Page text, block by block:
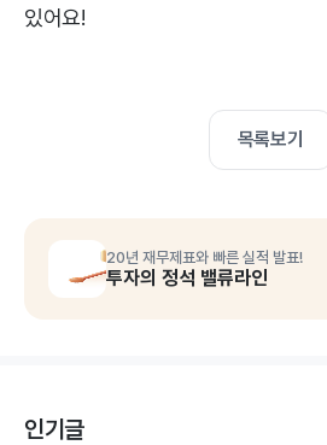
있어요!
목록보기
20년 재무제표와 빠른 실적 발표!
투자의 정석 밸류라인
인기글